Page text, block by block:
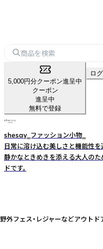
5,000円分クーポン進呈中
クーポン
進呈中
無料で登録
ロ
shesay‗ファッション小物‗
日常に溶け込む美しさと機能性を
静かなときめきを添える大人の
ドです。
ス・レジャーなどアウ